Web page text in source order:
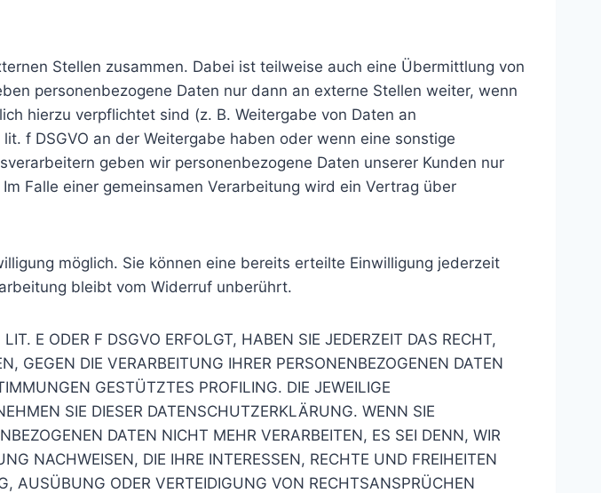
Stellen zusammen. Dabei ist teilweise auch eine Übermittlung von
personenbezogene Daten nur dann an externe Stellen weiter, wenn
hierzu verpflichtet sind (z. B. Weitergabe von Daten an
f DSGVO an der Weitergabe haben oder wenn eine sonstige
geben wir personenbezogene Daten unserer Kunden nur
Falle einer gemeinsamen Verarbeitung wird ein Vertrag über
möglich. Sie können eine bereits erteilte Einwilligung jederzeit
bleibt vom Widerruf unberührt.
E ODER F DSGVO ERFOLGT, HABEN SIE JEDERZEIT DAS RECHT,
GEGEN DIE VERARBEITUNG IHRER PERSONENBEZOGENEN DATEN
GESTÜTZTES PROFILING. DIE JEWEILIGE
SIE DIESER DATENSCHUTZERKLÄRUNG. WENN SIE
DATEN NICHT MEHR VERARBEITEN, ES SEI DENN, WIR
NACHWEISEN, DIE IHRE INTERESSEN, RECHTE UND FREIHEITEN
AUSÜBUNG ODER VERTEIDIGUNG VON RECHTSANSPRÜCHEN